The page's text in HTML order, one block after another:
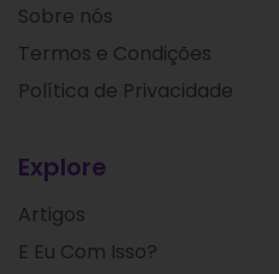
Sobre nós
Termos e Condições
Política de Privacidade
Explore
Artigos
E Eu Com Isso?